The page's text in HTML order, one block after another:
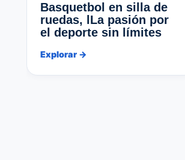
Basquetbol en silla de
ruedas, lLa pasión por
el deporte sin límites
Explorar →